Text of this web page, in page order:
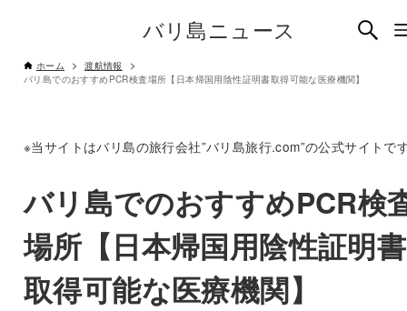
バリ島ニュース
ホーム
渡航情報
バリ島でのおすすめPCR検査場所【日本帰国用陰性証明書取得可能な医療機関】
※当サイトはバリ島の旅行会社”バリ島旅行.com”の公式サイトで
バリ島でのおすすめPCR検
場所【日本帰国用陰性証明書
取得可能な医療機関】